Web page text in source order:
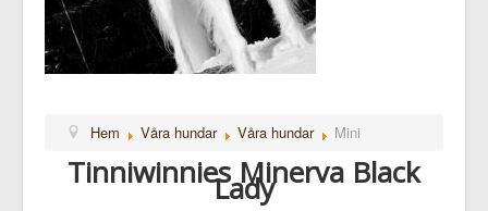
Hem Våra hundar Våra hundar Mini
Tinniwinnies Minerva Black
Lady